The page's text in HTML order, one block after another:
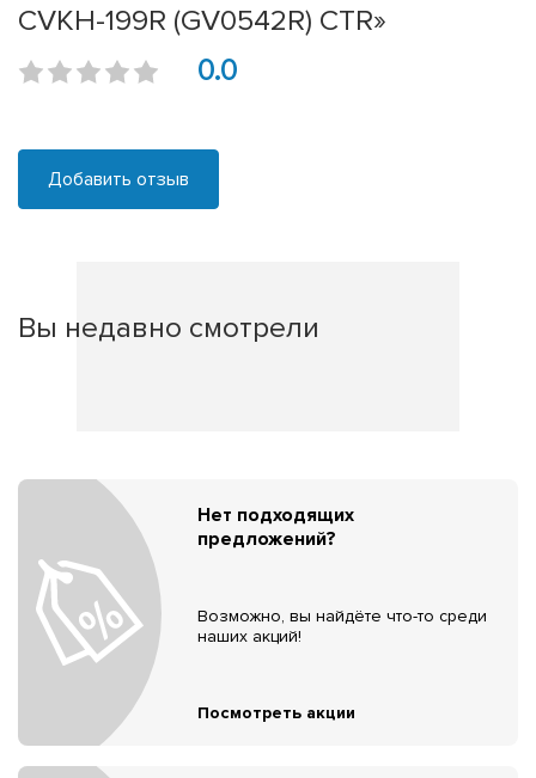
CVKH-199R (GV0542R) CTR»
0.0
Добавить отзыв
Вы недавно смотрели
Нет подходящих
предложений?
Возможно, вы найдёте что-то среди
наших акций!
Посмотреть акции